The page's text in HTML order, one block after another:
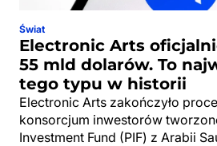
Świat
Electronic Arts
55 mld dolarów. To
tego typu w historii
Electronic Arts zakończyło
konsorcjum inwestorów
Investment Fund (PIF) z Arabii